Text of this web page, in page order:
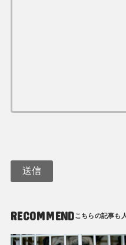
RECOMMEND